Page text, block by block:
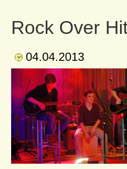
Rock Over
04.04.2013